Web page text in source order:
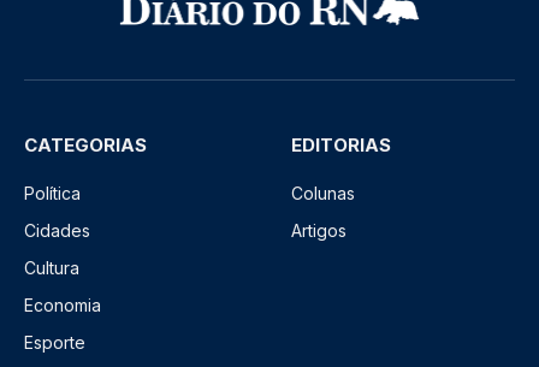
CATEGORIAS
Política
Cidades
Cultura
Economia
Esporte
EDITORIAS
Colunas
Artigos